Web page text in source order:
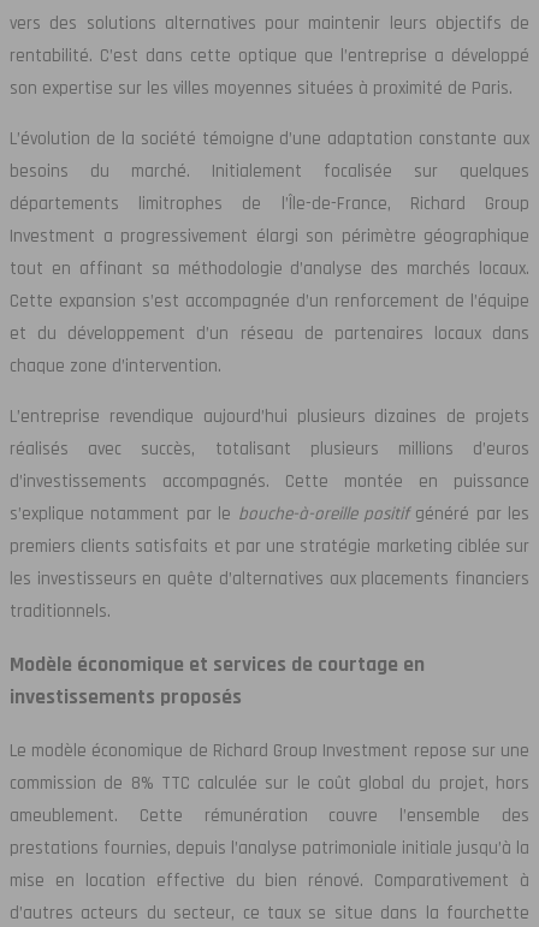
vers des solutions alternatives pour maintenir leurs objectifs de
rentabilité. C’est dans cette optique que l’entreprise a développé
son expertise sur les villes moyennes situées à proximité de Paris.
L’évolution de la société témoigne d’une adaptation constante aux
besoins du marché. Initialement focalisée sur quelques
départements limitrophes de l’Île-de-France, Richard Group
Investment a progressivement élargi son périmètre géographique
tout en affinant sa méthodologie d’analyse des marchés locaux.
Cette expansion s’est accompagnée d’un renforcement de l’équipe
et du développement d’un réseau de partenaires locaux dans
chaque zone d’intervention.
L’entreprise revendique aujourd’hui plusieurs dizaines de projets
réalisés avec succès, totalisant plusieurs millions d’euros
d’investissements accompagnés. Cette montée en puissance
s’explique notamment par le bouche-à-oreille positif généré par les
premiers clients satisfaits et par une stratégie marketing ciblée sur
les investisseurs en quête d’alternatives aux placements financiers
traditionnels.
Modèle économique et services de courtage en
investissements proposés
Le modèle économique de Richard Group Investment repose sur une
commission de 8% TTC calculée sur le coût global du projet, hors
ameublement. Cette rémunération couvre l’ensemble des
prestations fournies, depuis l’analyse patrimoniale initiale jusqu’à la
mise en location effective du bien rénové. Comparativement à
d’autres acteurs du secteur, ce taux se situe dans la fourchette